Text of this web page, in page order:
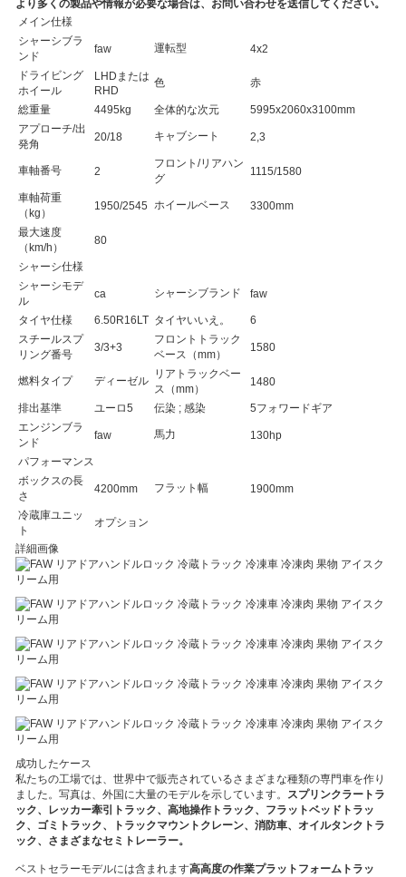
より多くの製品や情報が必要な場合は、お問い合わせを送信してください。
メイン仕様
シャーシブラ
ンド
faw 運転型 4x2
ドライビング
ホイール
LHDまたは
RHD
色 赤
総重量 4495kg 全体的な次元
5995x2060x3100mm
アプローチ/出
発角
20/18 キャブシート 2,3
車軸番号 2
フロント/リアハン
グ
1115/1580
車軸荷重
（kg）
1950/2545 ホイールベース 3300mm
最大速度
（km/h）
80
シャーシ仕様
シャーシモデ
ル
ca シャーシブランド faw
タイヤ仕様 6.50R16LT タイヤいいえ。
6
スチールスプ
リング番号
3/3+3
フロントトラック
ベース（mm）
1580
燃料タイプ ディーゼル
リアトラックベー
ス（mm）
1480
排出基準 ユーロ5 伝染 ; 感染
5フォワードギア
エンジンブラ
ンド
faw 馬力 130hp
パフォーマンス
ボックスの長
さ
4200mm フラット幅 1900mm
冷蔵庫ユニッ
ト
オプション
詳細画像
成功したケース
私たちの工場では、世界中で販売されているさまざまな種類の専門車を作り
ました。写真は、外国に大量のモデルを示しています。 スプリンクラートラ
ック、レッカー牽引トラック、高地操作トラック、フラットベッドトラッ
ク、ゴミトラック、トラックマウントクレーン、消防車、オイルタンクトラ
ック、さまざまなセミトレーラー。
ベストセラーモデルには含まれます高高度の作業プラットフォームトラッ